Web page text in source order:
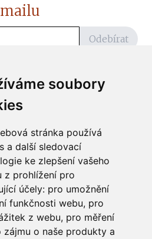
soubory
stránka používá
a další sledovací
ke zlepšení vašeho
z prohlížení pro
účely: pro umožnění
funkčnosti webu, pro
z webu, pro měření
zájmu o naše produkty a
mailu
Odebírat
zpráv ze ČtiDoma.cz do mé e-
informaci? Chcete
Martina Chalupu: